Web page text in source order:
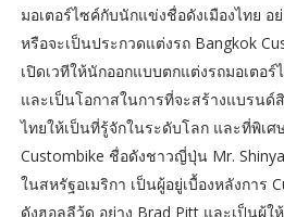
มอเตอร์ไซค์กับนักแข่งชื่อดังเมืองไทย อ
หรือจะเป็นประกวดแต่งรถ Bangkok
เปิดเวทีให้นักออกแบบตกแต่งรถมอเตอ
และเป็นโอกาสในการที่จะสร้างแบรน
ไทยให้เป็นที่รู้จักในระดับโลก และที่พิเศ
Custombike ชื่อดังชาวญี่ปุ่น Mr.
ในสหรัฐอเมริกา เป็นผู้อยู่เบื้องหลังการ
ดังฮอลลีวู้ด อย่าง Brad Pitt และเป็นผู้ใ